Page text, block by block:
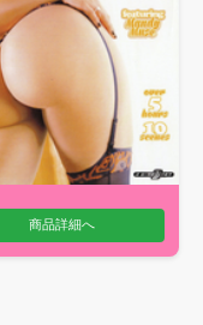
商品詳細へ